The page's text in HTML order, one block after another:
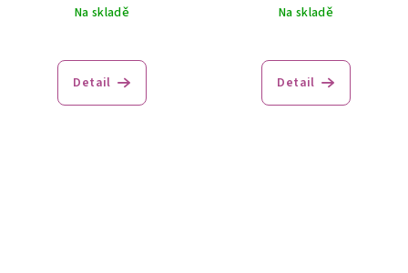
Na skladě
Detail
Na skladě
Detail